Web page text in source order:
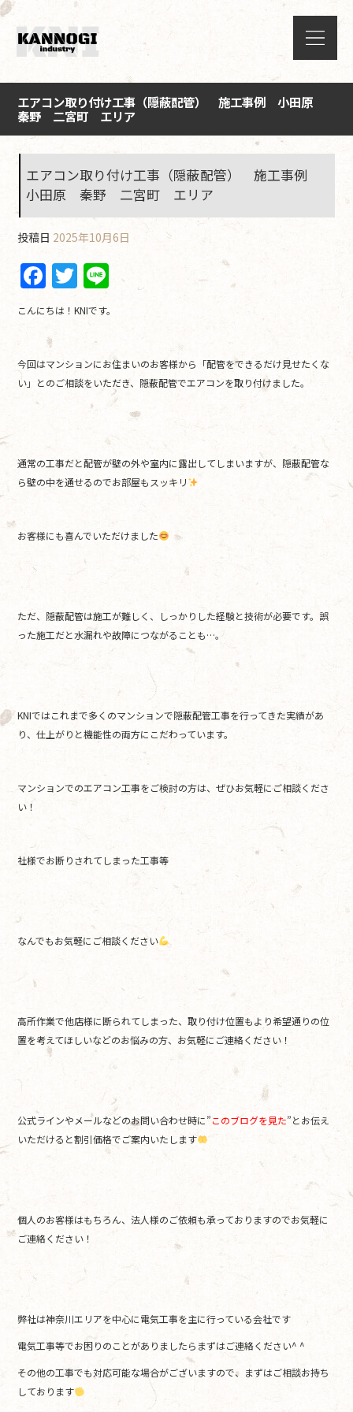
エアコン取り付け工事（隠蔽配管） 施工事例 小田原
秦野 二宮町 エリア
エアコン取り付け工事（隠蔽配管） 施工事例
小田原 秦野 二宮町 エリア
投稿日 2025年10月6日
F
a
c
e
b
k
T
w
itt
er
Li
e
こんにちは！KNIです。
今回はマンションにお住まいのお客様から「配管をできるだけ見せたくな
い」とのご相談をいただき、隠蔽配管でエアコンを取り付けました。
通常の工事だと配管が壁の外や室内に露出してしまいますが、隠蔽配管な
ら壁の中を通せるのでお部屋もスッキリ
お客様にも喜んでいただけました
ただ、隠蔽配管は施工が難しく、しっかりした経験と技術が必要です。誤
った施工だと水漏れや故障につながることも…。
KNIではこれまで多くのマンションで隠蔽配管工事を行ってきた実績があ
り、仕上がりと機能性の両方にこだわっています。
マンションでのエアコン工事をご検討の方は、ぜひお気軽にご相談くださ
い！
社様でお断りされてしまった工事等
なんでもお気軽にご相談ください
高所作業で他店様に断られてしまった、取り付け位置もより希望通りの位
置を考えてほしいなどのお悩みの方、お気軽にご連絡ください！
公式ラインやメールなどのお問い合わせ時に”このブログを見た”とお伝え
いただけると割引価格でご案内いたします
個人のお客様はもちろん、法人様のご依頼も承っておりますのでお気軽に
ご連絡ください！
弊社は神奈川エリアを中心に電気工事を主に行っている会社です
電気工事等でお困りのことがありましたらまずはご連絡ください^ ^
その他の工事でも対応可能な場合がございますので、まずはご相談お持ち
しております